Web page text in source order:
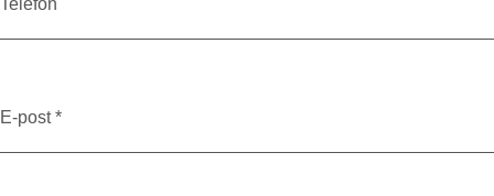
Telefon
E-post *